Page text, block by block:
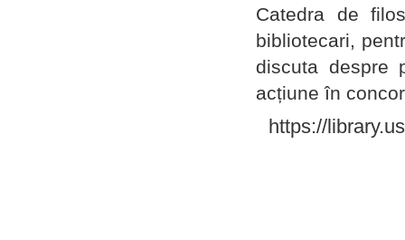
Catedra de
bibliotecari,
discuta despre
acțiune în
https://